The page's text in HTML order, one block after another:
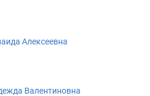
Алексеевна
Валентиновна